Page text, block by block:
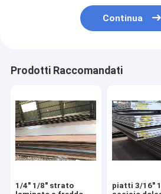
Continua
Prodotti Raccomandati
1/4" 1/8" strato
piatti 3/16"